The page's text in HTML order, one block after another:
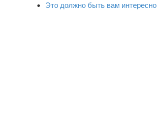
Это должно быть вам интересно